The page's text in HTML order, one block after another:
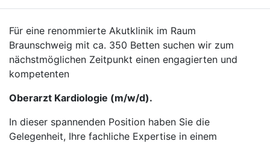
Für eine renommierte Akutklinik im Raum
Braunschweig mit ca. 350 Betten suchen wir zum
nächstmöglichen Zeitpunkt einen engagierten und
kompetenten
Oberarzt Kardiologie (m/w/d).
In dieser spannenden Position haben Sie die
Gelegenheit, Ihre fachliche Expertise in einem